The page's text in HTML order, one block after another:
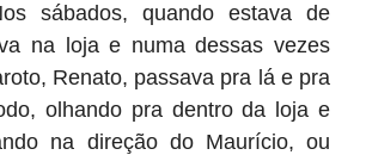
sábados, quando estava de
na loja e numa dessas vezes
Renato, passava pra lá e pra
olhando pra dentro da loja e
na direção do Maurício, ou